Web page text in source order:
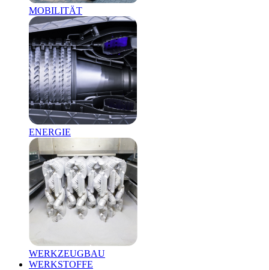
MOBILITÄT
ENERGIE
WERKZEUGBAU
WERKSTOFFE